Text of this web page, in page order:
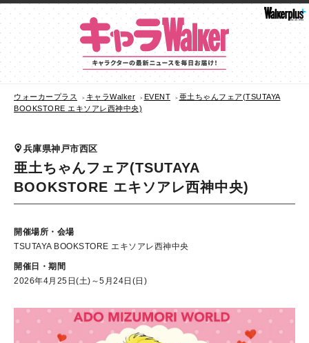
ウォーカープラス キャラWalker EVENT
亜土ちゃんフェア(TSUTAYA
BOOKSTORE エキソアレ西神中央)
兵庫県神戸市西区
亜土ちゃんフェア(TSUTAYA
BOOKSTORE エキソアレ西神中央)
開催場所・会場
TSUTAYA BOOKSTORE エキソアレ西神中央
開催日・期間
2026年4月25日(土)～5月24日(日)